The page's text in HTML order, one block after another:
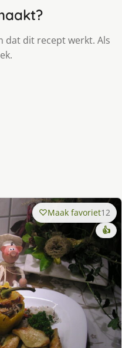
dat dit recept werkt. Als
Maak favoriet12
👍